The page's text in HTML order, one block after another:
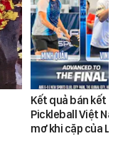
Kết quả bán kết
Pickleball Việt
mơ khi cặp của